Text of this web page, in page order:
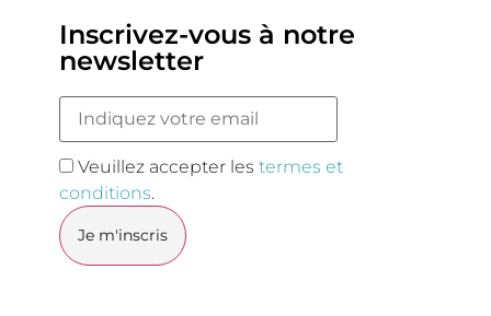
Inscrivez-vous à notre
newsletter
Veuillez accepter lestermes et
conditions.